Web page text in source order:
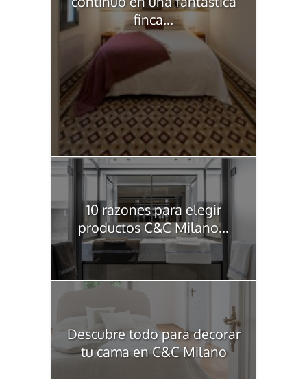
finca...
10 razones para elegir
productos C&C Milano...
Descubre todo para decorar
tu cama en C&C Milano